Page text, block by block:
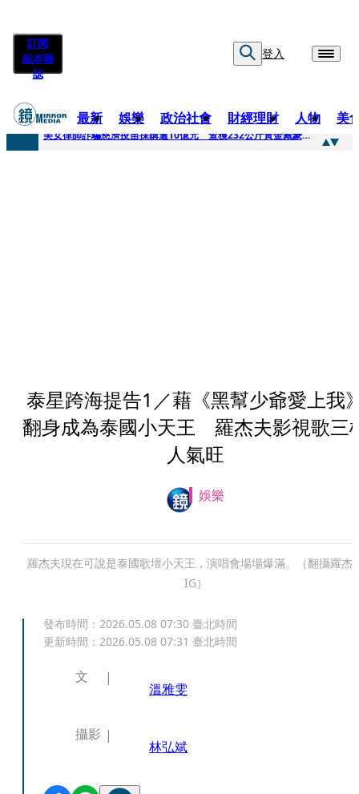
訂閱
紙本雜
誌
登入
最新 娛樂 政治社會 財經理財 人物 美
快訊
美女律師詐騙慈濟疫苗採購逾10億元 查獲232公斤黃金藏豪宅地板下
泰星跨海提告1／藉《黑幫少爺愛上我
翻身成為泰國小天王 羅杰夫影視歌三
人氣旺
娛樂
羅杰夫現在可說是泰國歌壇小天王，演唱會場場爆滿。（翻攝羅杰
IG）
發布時間： 2026.05.08 07:30 臺北時間
更新時間： 2026.05.08 07:31 臺北時間
文
溫雅雯
攝影
林弘斌